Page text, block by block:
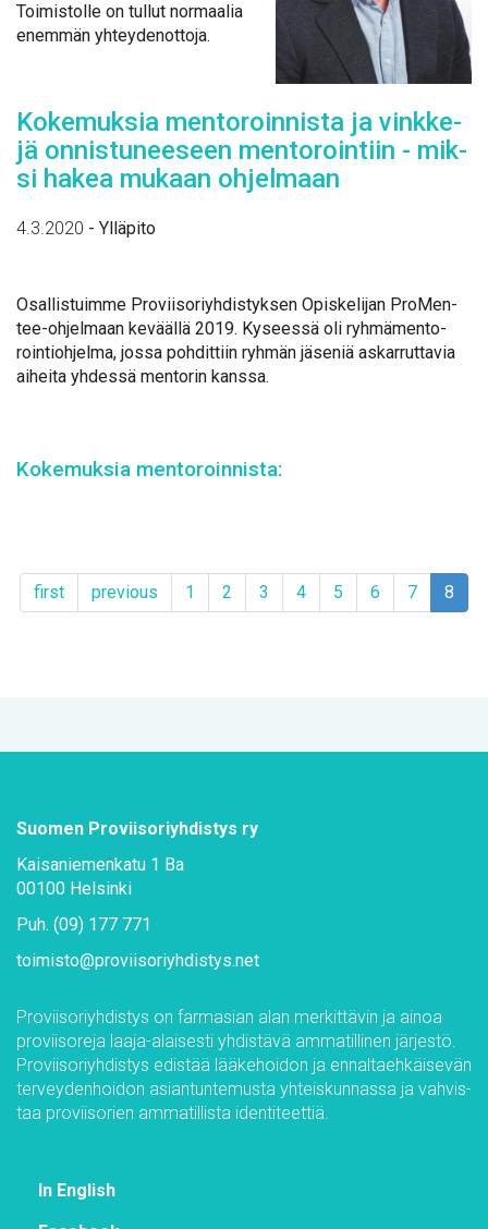
Toi­mis­tol­le on tul­lut nor­maa­lia
enem­män yh­tey­den­ot­to­ja.
Ko­ke­muk­sia men­to­roin­nis­ta ja vink­ke­
jä on­nis­tu­nee­seen men­to­roin­tiin - mik­
si ha­kea mu­kaan oh­jel­maan
4.3.2020 - Ylläpito
Osal­lis­tuim­me Pro­vii­so­riyh­dis­tyk­sen Opis­ke­li­jan Pro­Men­
tee-oh­jel­maan ke­vääl­lä 2019. Ky­sees­sä oli ryh­mä­men­to­
roin­tioh­jel­ma, jos­sa poh­dit­tiin ryh­män jä­se­niä as­kar­rut­ta­via
ai­hei­ta yh­des­sä men­to­rin kans­sa.
Ko­ke­muk­sia men­to­roin­nis­ta:
first pre­vious 1 2 3 4 5 6 7 8
Suo­men Pro­vii­so­riyh­dis­tys ry
Kai­sa­nie­men­ka­tu 1 Ba
00100 Hel­sin­ki
Puh. (09) 177 771
toi­mis­to@​pro­vii­so­riyh­dis­tys.​net
Pro­vii­so­riyh­dis­tys on far­m­asian alan mer­kit­tä­vin ja ai­noa
pro­vii­so­re­ja laa­ja-alai­ses­ti yh­dis­tä­vä am­ma­til­li­nen jär­jes­tö.
Pro­vii­so­riyh­dis­tys edis­tää lää­ke­hoi­don ja en­nal­taeh­käi­se­vän
ter­vey­den­hoi­don asian­tun­te­mus­ta yh­teis­kun­nas­sa ja vah­vis­
taa pro­vii­so­rien am­ma­til­lis­ta iden­ti­teet­tiä.
In English